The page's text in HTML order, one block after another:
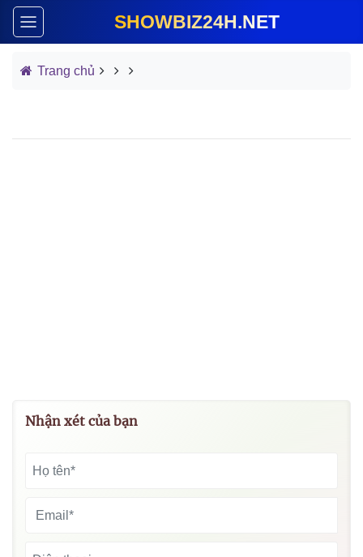
SHOWBIZ24H.NET
Trang chủ
Nhận xét của bạn